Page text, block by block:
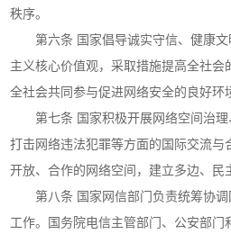
秩序。
第六条 国家倡导诚实守信、健康文
主义核心价值观，采取措施提高全社会
全社会共同参与促进网络安全的良好环
第七条 国家积极开展网络空间治理
打击网络违法犯罪等方面的国际交流与
开放、合作的网络空间，建立多边、民
第八条 国家网信部门负责统筹协调
工作。国务院电信主管部门、公安部门